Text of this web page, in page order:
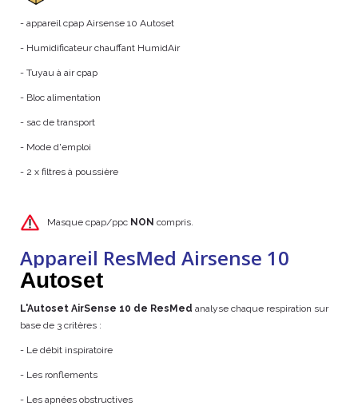
- appareil cpap Airsense 10 Autoset
- Humidificateur chauffant HumidAir
- Tuyau à air cpap
- Bloc alimentation
- sac de transport
- Mode d'emploi
- 2 x filtres à poussière
Masque cpap/ppc NON compris.
Appareil ResMed Airsense 10
Autoset
L'Autoset AirSense 10 de ResMed analyse chaque respiration sur
base de 3 critères :
- Le débit inspiratoire
- Les ronflements
- Les apnées obstructives